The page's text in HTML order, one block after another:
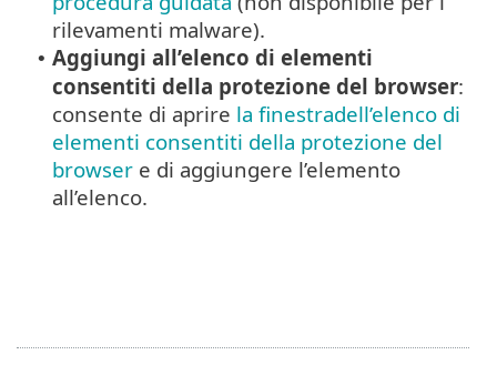
rilevamenti malware).
• Aggiungi all’elenco di elementi
consentiti della protezione del browser:
consente di aprire la finestradell’elenco di
elementi consentiti della protezione del
browser e di aggiungere l’elemento
all’elenco.